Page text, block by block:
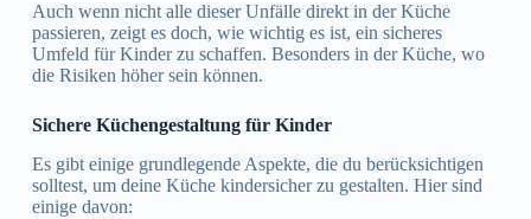
Auch wenn nicht alle dieser Unfälle direkt in der Küche
passieren, zeigt es doch, wie wichtig es ist, ein sicheres
Umfeld für Kinder zu schaffen. Besonders in der Küche, wo
die Risiken höher sein können.
Sichere Küchengestaltung für Kinder
Es gibt einige grundlegende Aspekte, die du berücksichtigen
solltest, um deine Küche kindersicher zu gestalten. Hier sind
einige davon: